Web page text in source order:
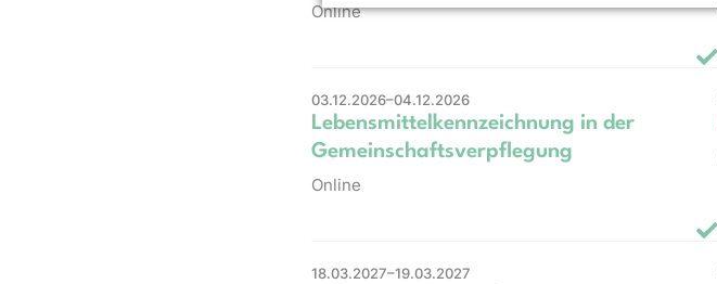
Online
03.12.2026–04.12.2026
Lebensmittelkennzeichnung in der
Gemeinschaftsverpflegung
Online
18.03.2027–19.03.2027